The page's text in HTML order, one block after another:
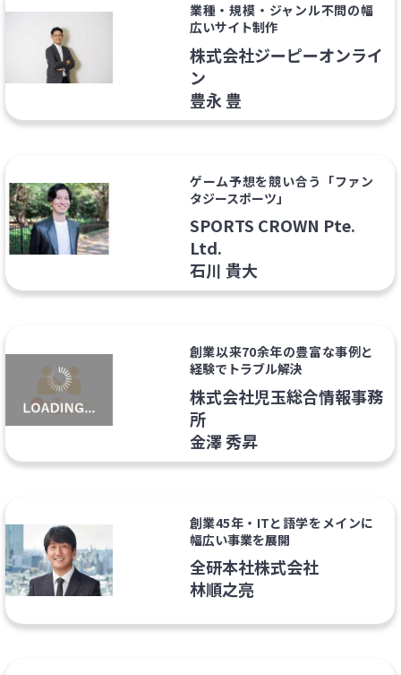
業種・規模・ジャンル不問の幅
広いサイト制作
株式会社ジーピーオンライ
ン
豊永 豊
ゲーム予想を競い合う「ファン
タジースポーツ」
SPORTS CROWN Pte.
Ltd.
石川 貴大
創業以来70余年の豊富な事例と
経験でトラブル解決
株式会社児玉総合情報事務
所
金澤 秀昇
創業45年・ITと語学をメインに
幅広い事業を展開
全研本社株式会社
林順之亮